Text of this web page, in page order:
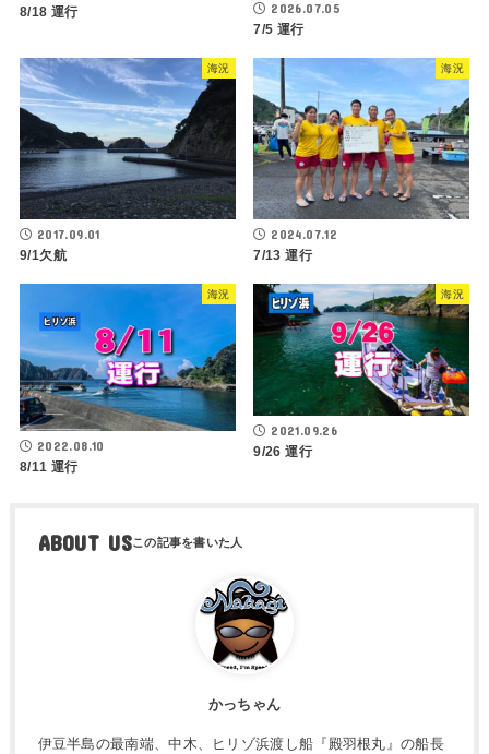
8/18 運行 2026.07.05
7/5 運行
海況
2017.09.01
9/1欠航
海況
2024.07.12
7/13 運行
海況
2022.08.10
8/11 運行
海況
2021.09.26
9/26 運行
ABOUT US
かっちゃん
伊豆半島の最南端、中木、ヒリゾ浜渡し船『殿羽根丸』の船長